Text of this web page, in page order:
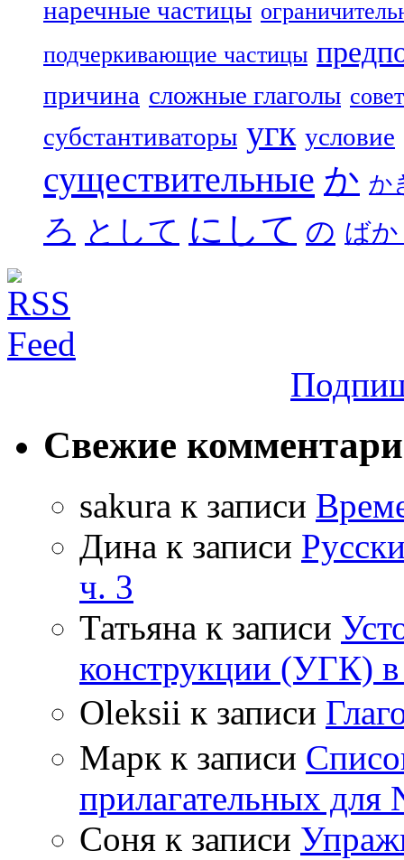
наречные частицы
подчеркивающие частицы
причина сложные глаголы совет
субстантиваторы угк условие
существительные か か
ろ として にして の ば
Свежие
sakura к записи
Дина к записи
ч. 3
Татьяна к записи
конструкции (УГК) в
Oleksii к записи
Марк к записи
прилагательных для
Соня к записи